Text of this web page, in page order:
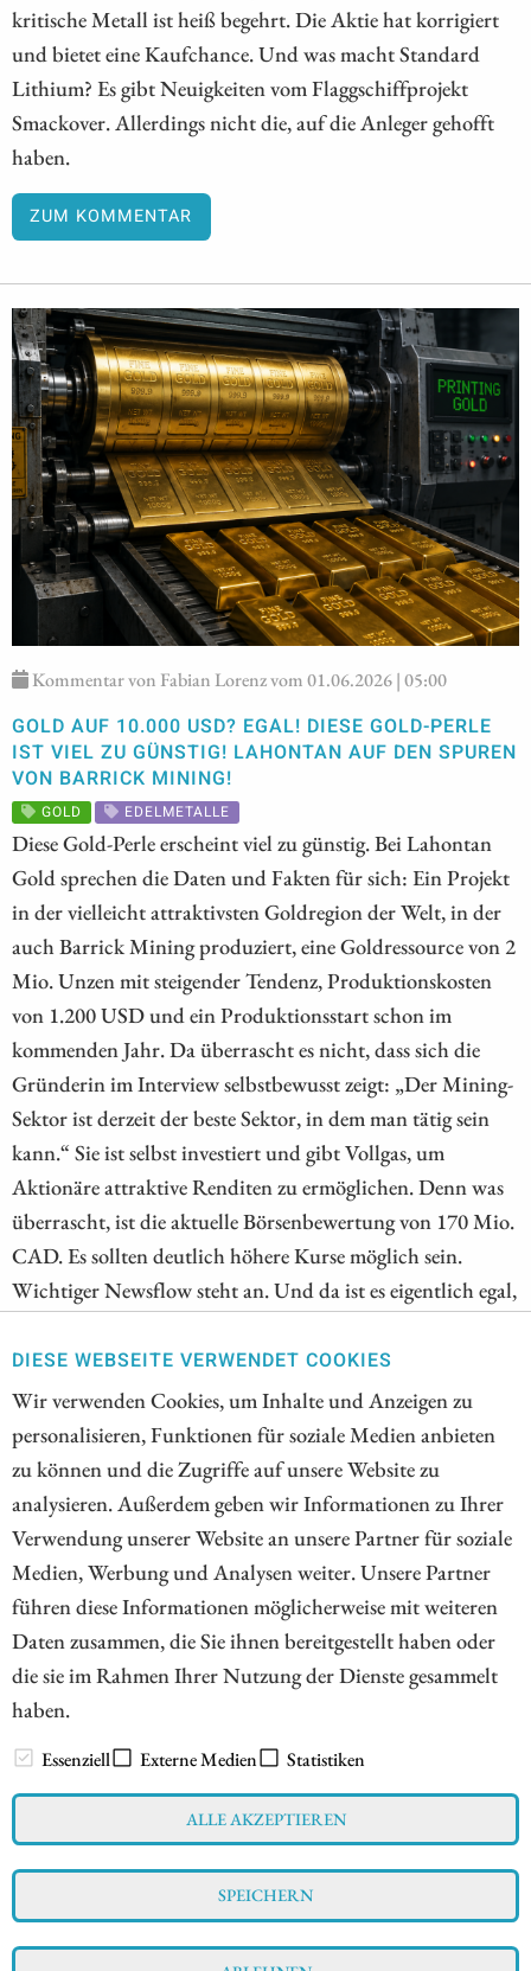
DIESE WEBSEITE VERWENDET COOKIES
Wir verwenden Cookies, um Inhalte und Anzeigen zu
personalisieren, Funktionen für soziale Medien anbieten
zu können und die Zugriffe auf unsere Website zu
analysieren. Außerdem geben wir Informationen zu Ihrer
Verwendung unserer Website an unsere Partner für soziale
Medien, Werbung und Analysen weiter. Unsere Partner
führen diese Informationen möglicherweise mit weiteren
Daten zusammen, die Sie ihnen bereitgestellt haben oder
die sie im Rahmen Ihrer Nutzung der Dienste gesammelt
haben.
Essenziell Externe Medien Statistiken
ALLE AKZEPTIEREN
SPEICHERN
kritische Metall ist heiß begehrt. Die Aktie hat korrigiert
und bietet eine Kaufchance. Und was macht Standard
Lithium? Es gibt Neuigkeiten vom Flaggschiffprojekt
Smackover. Allerdings nicht die, auf die Anleger gehofft
haben.
ZUM KOMMENTAR
Kommentar von Fabian Lorenz vom 01.06.2026 | 05:00
GOLD AUF 10.000 USD? EGAL! DIESE GOLD-PERLE
IST VIEL ZU GÜNSTIG! LAHONTAN AUF DEN SPUREN
VON BARRICK MINING!
GOLD EDELMETALLE
Diese Gold-Perle erscheint viel zu günstig. Bei Lahontan
Gold sprechen die Daten und Fakten für sich: Ein Projekt
in der vielleicht attraktivsten Goldregion der Welt, in der
auch Barrick Mining produziert, eine Goldressource von 2
Mio. Unzen mit steigender Tendenz, Produktionskosten
von 1.200 USD und ein Produktionsstart schon im
kommenden Jahr. Da überrascht es nicht, dass sich die
Gründerin im Interview selbstbewusst zeigt: „Der Mining-
Sektor ist derzeit der beste Sektor, in dem man tätig sein
kann.“ Sie ist selbst investiert und gibt Vollgas, um
Aktionäre attraktive Renditen zu ermöglichen. Denn was
überrascht, ist die aktuelle Börsenbewertung von 170 Mio.
CAD. Es sollten deutlich höhere Kurse möglich sein.
Wichtiger Newsflow steht an. Und da ist es eigentlich egal,
Wenn die Produktion startet, wird richtig "Geld
gedruckt".
ZUM KOMMENTAR
4 5 6 7 8 9 10
zu ESG bewussten Unternehmen aus allen Teilen der Welt
Impressum
Datenschutz
Interessenskonflikt & Risikohinweis
Nutzungsbedingungen